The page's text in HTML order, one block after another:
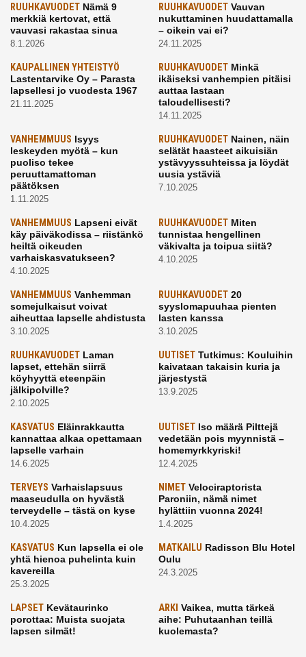
RUUHKAVUODET Nämä 9
merkkiä kertovat, että
vauvasi rakastaa sinua
8.1.2026
RUUHKAVUODETVauvan
nukuttaminen huudattamalla
– oikein vai ei?
24.11.2025
KAUPALLINEN YHTEISTYÖ
Lastentarvike Oy – Parasta
lapsellesi jo vuodesta 1967
21.11.2025
RUUHKAVUODETMinkä
ikäiseksi vanhempien pitäisi
auttaa lastaan
taloudellisesti?
14.11.2025
VANHEMMUUS Isyys
leskeyden myötä – kun
puoliso tekee
peruuttamattoman
päätöksen
1.11.2025
RUUHKAVUODETNainen, näin
selätät haasteet aikuisiän
ystävyyssuhteissa ja löydät
uusia ystäviä
7.10.2025
VANHEMMUUS Lapseni eivät
käy päiväkodissa – riistänkö
heiltä oikeuden
varhaiskasvatukseen?
4.10.2025
RUUHKAVUODETMiten
tunnistaa hengellinen
väkivalta ja toipua siitä?
4.10.2025
VANHEMMUUS Vanhemman
somejulkaisut voivat
aiheuttaa lapselle ahdistusta
3.10.2025
RUUHKAVUODET20
syyslomapuuhaa pienten
lasten kanssa
3.10.2025
RUUHKAVUODET Laman
lapset, ettehän siirrä
köyhyyttä eteenpäin
jälkipolville?
2.10.2025
UUTISETTutkimus: Kouluihin
kaivataan takaisin kuria ja
järjestystä
13.9.2025
KASVATUS Eläinrakkautta
kannattaa alkaa opettamaan
lapselle varhain
14.6.2025
UUTISETIso määrä Pilttejä
vedetään pois myynnistä –
homemyrkkyriski!
12.4.2025
TERVEYS Varhaislapsuus
maaseudulla on hyvästä
terveydelle – tästä on kyse
10.4.2025
NIMETVelociraptorista
Paroniin, nämä nimet
hylättiin vuonna 2024!
1.4.2025
KASVATUS Kun lapsella ei ole
yhtä hienoa puhelinta kuin
kavereilla
25.3.2025
MATKAILU Radisson Blu Hotel
Oulu
24.3.2025
LAPSET Kevätaurinko
porottaa: Muista suojata
lapsen silmät!
ARKI Vaikea, mutta tärkeä
aihe: Puhutaanhan teillä
kuolemasta?